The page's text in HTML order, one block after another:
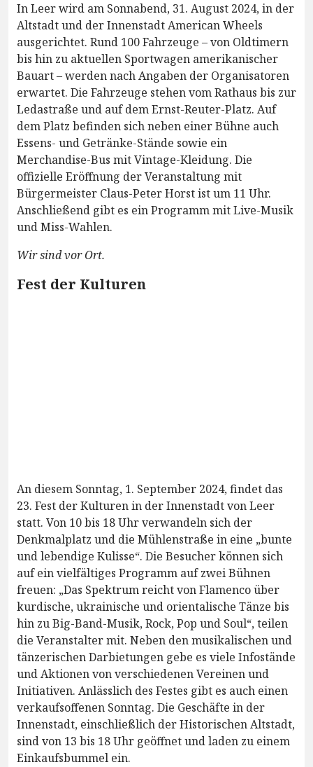
In Leer wird am Sonnabend, 31. August 2024, in der
Altstadt und der Innenstadt American Wheels
ausgerichtet. Rund 100 Fahrzeuge – von Oldtimern
bis hin zu aktuellen Sportwagen amerikanischer
Bauart – werden nach Angaben der Organisatoren
erwartet. Die Fahrzeuge stehen vom Rathaus bis zur
Ledastraße und auf dem Ernst-Reuter-Platz. Auf
dem Platz befinden sich neben einer Bühne auch
Essens- und Getränke-Stände sowie ein
Merchandise-Bus mit Vintage-Kleidung. Die
offizielle Eröffnung der Veranstaltung mit
Bürgermeister Claus-Peter Horst ist um 11 Uhr.
Anschließend gibt es ein Programm mit Live-Musik
und Miss-Wahlen.
Wir sind vor Ort.
Fest der Kulturen
An diesem Sonntag, 1. September 2024, findet das
23. Fest der Kulturen in der Innenstadt von Leer
statt. Von 10 bis 18 Uhr verwandeln sich der
Denkmalplatz und die Mühlenstraße in eine „bunte
und lebendige Kulisse“. Die Besucher können sich
auf ein vielfältiges Programm auf zwei Bühnen
freuen: „Das Spektrum reicht von Flamenco über
kurdische, ukrainische und orientalische Tänze bis
hin zu Big-Band-Musik, Rock, Pop und Soul“, teilen
die Veranstalter mit. Neben den musikalischen und
tänzerischen Darbietungen gebe es viele Infostände
und Aktionen von verschiedenen Vereinen und
Initiativen. Anlässlich des Festes gibt es auch einen
verkaufsoffenen Sonntag. Die Geschäfte in der
Innenstadt, einschließlich der Historischen Altstadt,
sind von 13 bis 18 Uhr geöffnet und laden zu einem
Einkaufsbummel ein.